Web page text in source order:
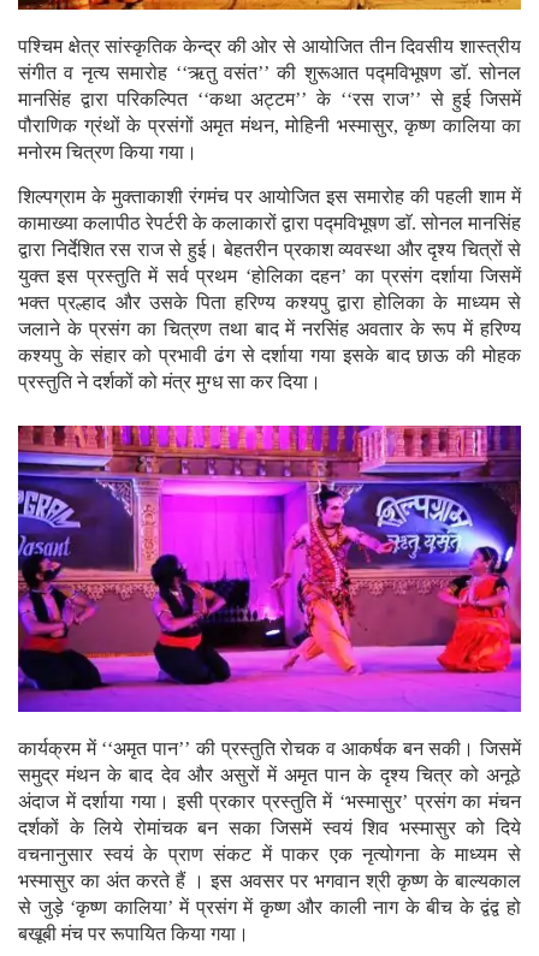
पश्चिम क्षेत्र सांस्कृतिक केन्द्र की ओर से आयोजित तीन दिवसीय शास्त्रीय
संगीत व नृत्य समारोह ‘‘ऋतु वसंत’’ की शुरूआत पद्मविभूषण डाॅ. सोनल
मानसिंह द्वारा परिकल्पित ‘‘कथा अट्टम’’ के ‘‘रस राज’’ से हुई जिसमें
पौराणिक ग्रंथों के प्रसंगों अमृत मंथन, मोहिनी भस्मासुर, कृष्ण कालिया का
मनोरम चित्रण किया गया।
शिल्पग्राम के मुक्ताकाशी रंगमंच पर आयोजित इस समारोह की पहली शाम में
कामाख्या कलापीठ रेपर्टरी के कलाकारों द्वारा पद्मविभूषण डाॅ. सोनल मानसिंह
द्वारा निर्देशित रस राज से हुई। बेहतरीन प्रकाश व्यवस्था और दृश्य चित्रों से
युक्त इस प्रस्तुति में सर्व प्रथम ‘होलिका दहन’ का प्रसंग दर्शाया जिसमें
भक्त प्रल्हाद और उसके पिता हरिण्य कश्यपु द्वारा होलिका के माध्यम से
जलाने के प्रसंग का चित्रण तथा बाद में नरसिंह अवतार के रूप में हरिण्य
कश्यपु के संहार को प्रभावी ढंग से दर्शाया गया इसके बाद छाऊ की मोहक
प्रस्तुति ने दर्शकों को मंत्र मुग्ध सा कर दिया।
कार्यक्रम में ‘‘अमृत पान’’ की प्रस्तुति रोचक व आकर्षक बन सकी। जिसमें
समुद्र मंथन के बाद देव और असुरों में अमृत पान के दृश्य चित्र को अनूठे
अंदाज में दर्शाया गया। इसी प्रकार प्रस्तुति में ‘भस्मासुर’ प्रसंग का मंचन
दर्शकों के लिये रोमांचक बन सका जिसमें स्वयं शिव भस्मासुर को दिये
वचनानुसार स्वयं के प्राण संकट में पाकर एक नृत्योगना के माध्यम से
भस्मासुर का अंत करते हैं । इस अवसर पर भगवान श्री कृष्ण के बाल्यकाल
से जुड़े ‘कृष्ण कालिया’ में प्रसंग में कृष्ण और काली नाग के बीच के द्वंद्व हो
बखूबी मंच पर रूपायित किया गया।